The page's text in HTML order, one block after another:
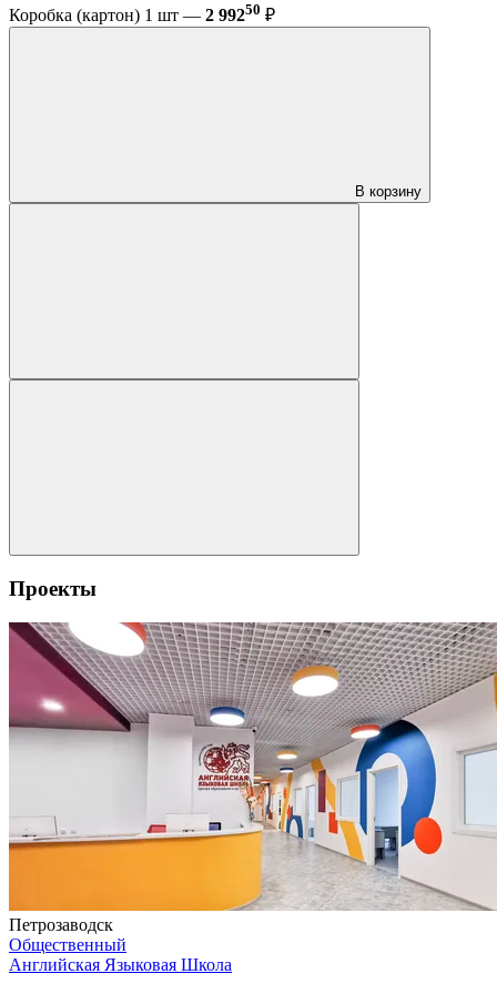
Коробка (картон) 1 шт — 2 99250 ₽
В корзину
Проекты
Петрозаводск
Общественный
Английская Языковая Школа